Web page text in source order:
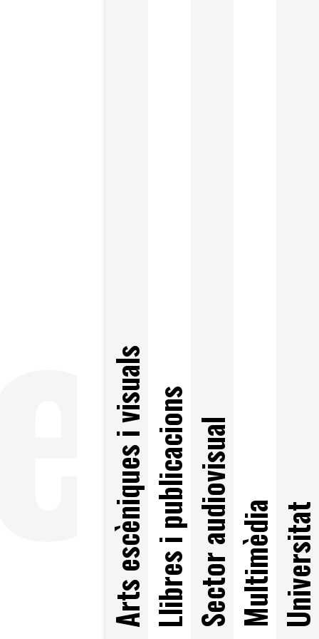
Arts escèniques i visualsLlibres i publicacionsSector audiovisualMultimèdiaUniversitat